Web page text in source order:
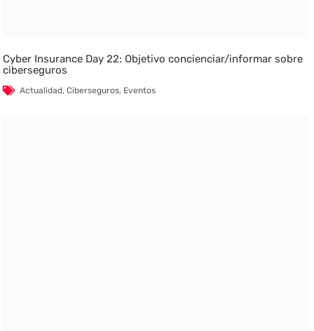
Cyber Insurance Day 22: Objetivo concienciar/informar sobre
ciberseguros
Actualidad,Ciberseguros, Eventos